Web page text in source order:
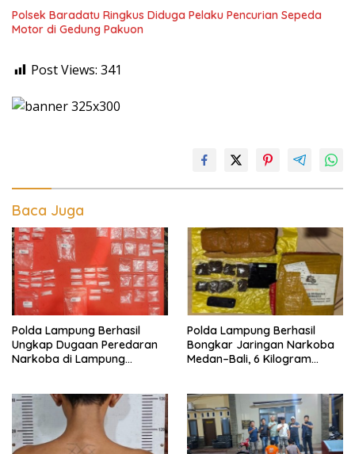
Polsek Baradatu Ringkus Diduga Pelaku Pencurian Sepeda
Motor di Gedung Pakuon
Post Views: 341
Baca Juga
Polda Lampung Berhasil
Ungkap Dugaan Peredaran
Narkoba di Lampung
Polda Lampung Berhasil
Bongkar Jaringan Narkoba
Medan–Bali, 6 Kilogram